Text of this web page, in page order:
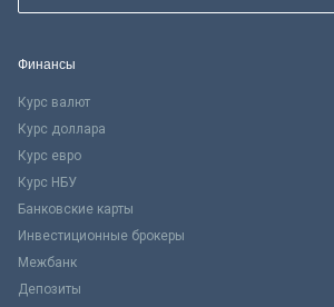
Финансы
Курс валют
Курс доллара
Курс евро
Курс НБУ
Банковские карты
Инвестиционные брокеры
Межбанк
Депозиты